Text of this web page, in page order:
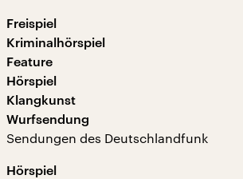
Freispiel
Kriminalhörspiel
Feature
Hörspiel
Klangkunst
Wurfsendung
Sendungen des Deutschlandfunk
Hörspiel